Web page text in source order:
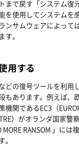
まで戻す「システム復
を使用してシステムを
ンサムウェアによって
す。
用する
どの復号ツールを利用
もあります。例えば、
機関であるEC3（
）がオランダ国家警
RANSOM 」には